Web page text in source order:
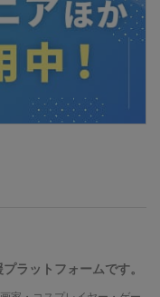
ラットフォームです。